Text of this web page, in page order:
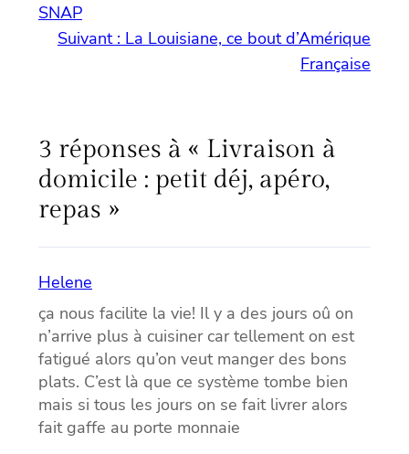
SNAP
Suivant : La Louisiane, ce bout d’Amérique
Française
3 réponses à « Livraison à
domicile : petit déj, apéro,
repas »
Helene
ça nous facilite la vie! Il y a des jours oû on
n’arrive plus à cuisiner car tellement on est
fatigué alors qu’on veut manger des bons
plats. C’est là que ce système tombe bien
mais si tous les jours on se fait livrer alors
fait gaffe au porte monnaie